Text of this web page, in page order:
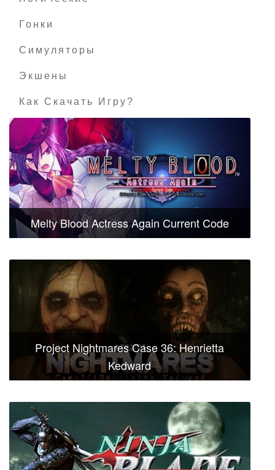
Гонки
Симуляторы
Экшены
Как Скачать Игру?
Melty Blood Actress Again Current Code
Project Nightmares Case 36: Henrietta
Kedward